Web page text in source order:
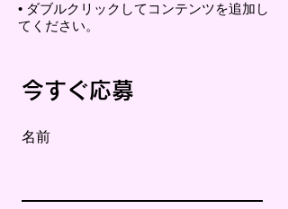
• ダブルクリックしてコンテンツを追加し
てください。
今すぐ応募
名前